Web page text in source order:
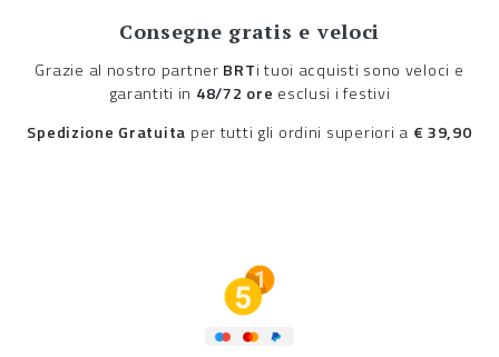
Consegne gratis e veloci
Grazie al nostro partner BRTi tuoi acquisti sono veloci e
garantiti in 48/72 ore esclusi i festivi
Spedizione Gratuita per tutti gli ordini superiori a € 39,90